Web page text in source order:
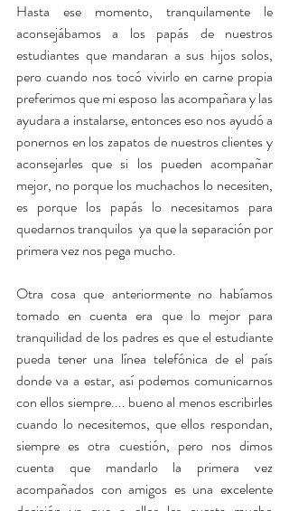
Hasta ese momento, tranquilamente le
aconsejábamos a los papás de nuestros
estudiantes que mandaran a sus hijos solos,
pero cuando nos tocó vivirlo en carne propia
preferimos que mi esposo las acompañara y las
ayudara a instalarse, entonces eso nos ayudó a
ponernos en los zapatos de nuestros clientes y
aconsejarles que si los pueden acompañar
mejor, no porque los muchachos lo necesiten,
es porque los papás lo necesitamos para
quedarnos tranquilos  ya que la separación por
primera vez nos pega mucho.
Otra cosa que anteriormente no habíamos
tomado en cuenta era que lo mejor para
tranquilidad de los padres es que el estudiante
pueda tener una línea telefónica de el país
donde va a estar, así podemos comunicarnos
con ellos siempre.... bueno al menos escribirles
cuando lo necesitemos, que ellos respondan,
siempre es otra cuestión, pero nos dimos
cuenta que mandarlo la primera vez
acompañados con amigos es una excelente